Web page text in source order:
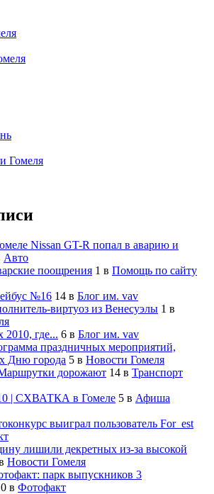
Гомеля
Nissan GT-R попал в аварию и
Авто
поощрения 1 в Помощь по сайту
№16 14 в Блог им. vav
виртуоз из Венесуэлы 1 в
2010, где... 6 в Блог им. vav
праздничных мероприятий,
Дню города 5 в Новости Гомеля
дорожают 14 в Транспорт
| СХВАТКА в Гомеле 5 в Афиша
выиграл пользователь For_est
лишили декретных из-за высокой
Новости Гомеля
парк выпускников 3
0 в Фотофакт